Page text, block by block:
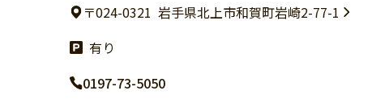
〒024-0321 岩手県北上市和賀町岩崎2-77-1
有り
0197-73-5050